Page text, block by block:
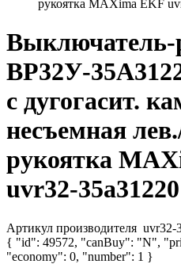
рукоятка MAXima EKF
Выключатель-
ВР32У-
с дугогасит.
несъемная
рукоятка
uvr32-35a31220
Артикул производителя uvr32-
{ "id": 49572, "canBuy": "N",
"economy": 0, "number": 1 }